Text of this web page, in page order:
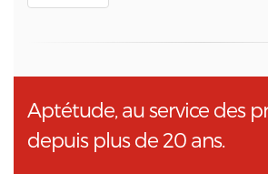
Aptétude, au service des
depuis plus de 20 ans.